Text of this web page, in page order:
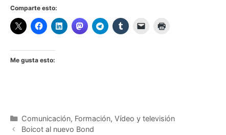
Comparte esto:
Me gusta esto:
Categorías
Comunicación, Formación, Vídeo y televisión
Boicot al nuevo Bond